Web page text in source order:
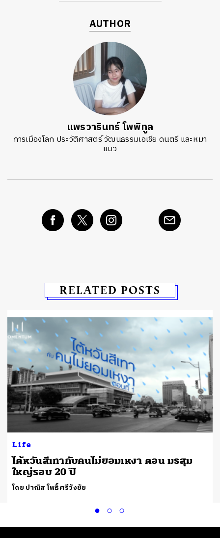
AUTHOR
แพรวารินทร์ โพพิทูล
การเมืองโลก ประวัติศาสตร์ วัฒนธรรมเอเชีย ดนตรี และหมา
แมว
RELATED POSTS
Life
ไต้หวันสีเทากับคนไม่ยอมเหงา ตอน มรสุม
ใหญ่รอบ 20 ปี
โดย ปาณิส โพธิ์ศรีวังชัย